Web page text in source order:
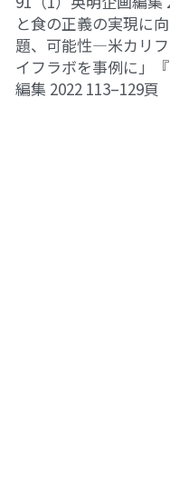
と食の正義の実現に
題、可能性―米カリ
イフラボを事例に」
編集 2022 113–129頁